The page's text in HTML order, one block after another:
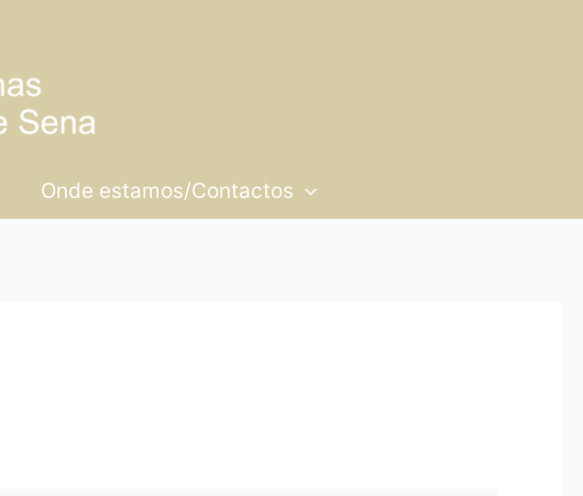
Onde estamos/Contactos